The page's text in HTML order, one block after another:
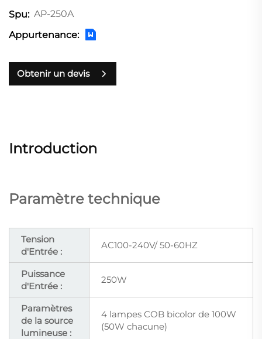
Spu: AP-250A
Appurtenance:
Obtenir un devis
Introduction
Paramètre technique
Tension
d'Entrée :
AC100-240V/ 50-60HZ
Puissance
d'Entrée :
250W
Paramètres
de la source
lumineuse :
4 lampes COB bicolor de 100W
(50W chacune)